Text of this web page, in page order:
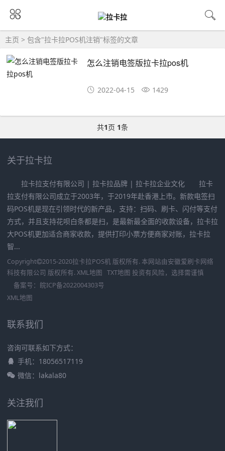
主页 > 包含"拉卡拉POS机注销"标签的文章
怎么注销电签版拉卡拉pos机
2022-04-15 1429
共1页 1条
关于拉卡拉
拉卡拉支付有限公司 | 拉卡拉品牌 | 拉卡拉企业文化 拉卡
拉支付有限公司成立于2003年，于2019年赴香港上市。新款电签扫
码POS机是现在引领时代的新产品，支持：扫码、刷卡、闪付等支付
方式，并且支持花呗白条都是扫，是最新最全面的收款设备，拉卡拉
大POS机更加适合商家收款，提供打印小票方便商家对账，拉卡拉
智...
Copyright 2015-2020拉卡拉POS机 版权所有. 本网站由安徽爱刷卡网络
科技有限公司 版权所有. XML地图 TXT地图 投资有风险，选择需谨慎
备案号： 皖ICP备2022004303号
XML地图
联系我们
咨询可联系如下方式：
手机：18056517119
微信：lakala80
关注我们